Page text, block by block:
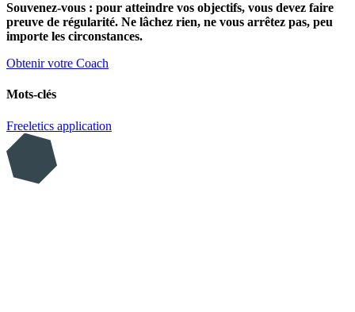
Souvenez-vous : pour atteindre vos objectifs, vous devez faire
preuve de régularité. Ne lâchez rien, ne vous arrêtez pas, peu
importe les circonstances.
Obtenir votre Coach
Mots-clés
Freeletics application